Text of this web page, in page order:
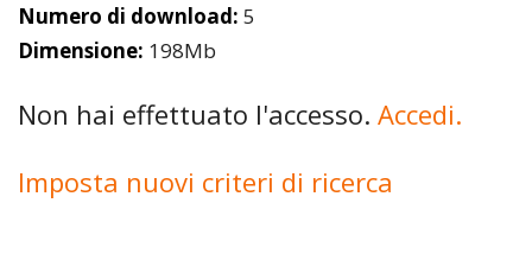
Numero di download: 5
Dimensione: 198Mb
Non hai effettuato l'accesso. Accedi.
Imposta nuovi criteri di ricerca